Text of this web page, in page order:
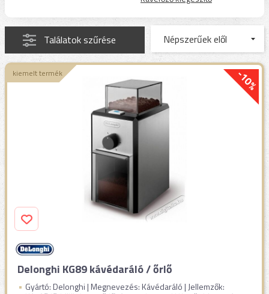
Találatok szűrése
-10%
kiemelt termék
Delonghi KG89 kávédaráló / őrlő
Gyártó: Delonghi | Megnevezés: Kávédaráló | Jellemzők: